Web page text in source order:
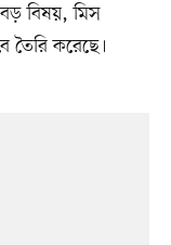
বিষয়, মিস
তৈরি করেছে।